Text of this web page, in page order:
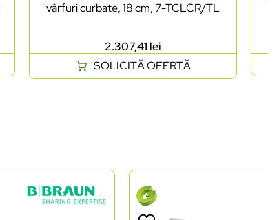
vârfuri curbate, 18 cm, 7-TCLCR/TL
2.307,41 lei
SOLICITĂ OFERTĂ